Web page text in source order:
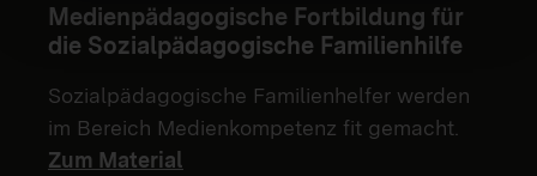
Medienpädagogische Fortbildung für
die Sozialpädagogische Familienhilfe
Sozialpädagogische Familienhelfer werden
im Bereich Medienkompetenz fit gemacht.
Zum Material